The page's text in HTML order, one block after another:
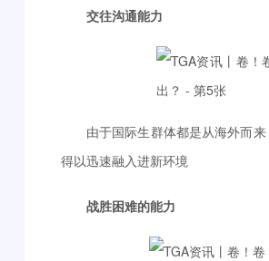
交往沟通能力
由于国际生群体都是从海外而
得以迅速融入进新环境
战胜困难的能力